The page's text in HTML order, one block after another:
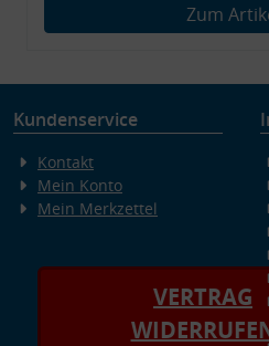
Zum
Kundenservice
Kontakt
Mein Konto
Mein Merkzettel
VERTRAG